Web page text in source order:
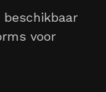
beschikbaar
voor